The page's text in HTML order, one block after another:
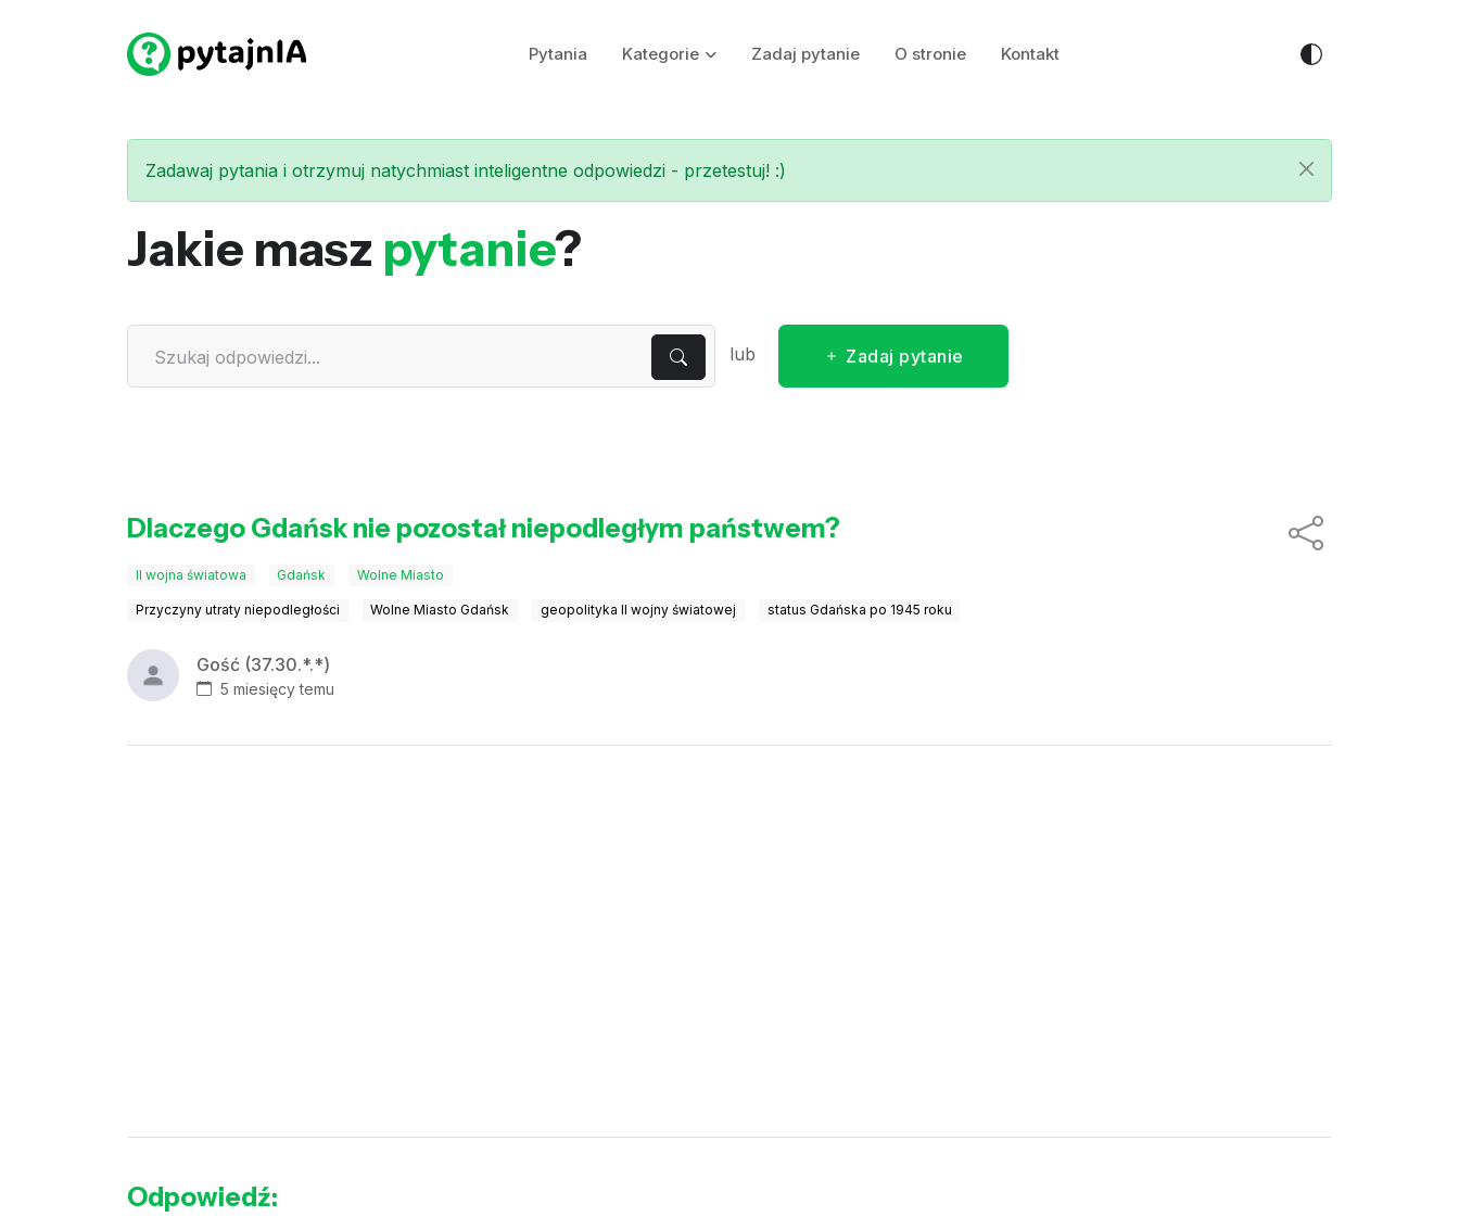
Pytania Kategorie Zadaj pytanie O stronie Kontakt
Zadawaj pytania i otrzymuj natychmiast inteligentne odpowiedzi - przetestuj! :)
Jakie masz pytanie?
lub Zadaj pytanie
Dlaczego Gdańsk nie pozostał niepodległym państwem?
II wojna światowa Gdańsk Wolne Miasto
Przyczyny utraty niepodległości Wolne Miasto Gdańsk geopolityka II wojny światowej status Gdańska po 1945 roku
Gość (37.30.*.*)
5 miesięcy temu
Odpowiedź: